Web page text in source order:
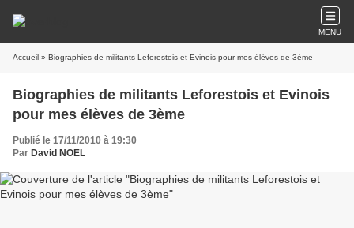
MENU
Accueil » Biographies de militants Leforestois et Evinois pour mes élèves de 3ème
Biographies de militants Leforestois et Evinois
pour mes élèves de 3ème
Publié le 17/11/2010 à 19:30
Par David NOËL